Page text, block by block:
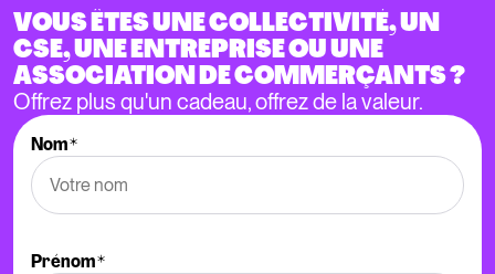
Nom*
Prénom*
VOUS ÊTES UNE COLLECTIVITÉ, UN
CSE, UNE ENTREPRISE OU UNE
ASSOCIATION DE COMMERÇANTS ?
Offrez plus qu'un cadeau, offrez de la valeur.